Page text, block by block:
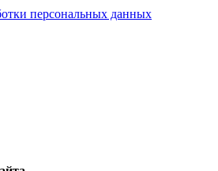
персональных данных